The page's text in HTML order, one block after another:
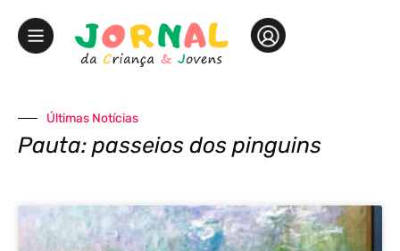
Últimas Notícias
Pauta: passeios dos pinguins